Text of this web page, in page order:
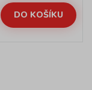
DO KOŠÍKU